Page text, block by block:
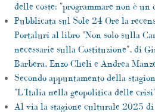
delle coste: "programmare non è un
Pubblicata sul Sole 24 Ore la
Portaluri al libro "Non solo sulla
necessarie sulla Costituzione", di
Barbera, Enzo Cheli e Andrea
Secondo appuntamento della
"L'Italia nella geopolitica delle
Al via la stagione culturale 2025